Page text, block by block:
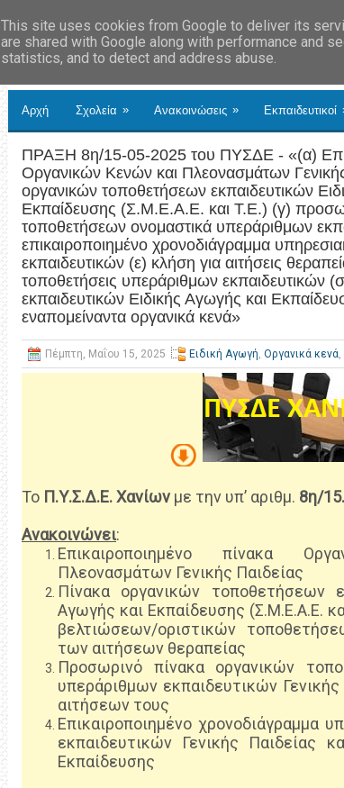
Αρχή Σχολεία » Ανακοινώσεις » Εκπαιδευτικοί
ΠΡΑΞΗ 8η/15-05-2025 του ΠΥΣΔΕ - «(α)
Οργανικών Κενών και Πλεονασμάτων
οργανικών τοποθετήσεων εκπαιδευτικών
Εκπαίδευσης (Σ.Μ.Ε.Α.Ε. και Τ.Ε.) (γ)
τοποθετήσεων ονομαστικά υπεράριθμων
επικαιροποιημένο χρονοδιάγραμμα
εκπαιδευτικών (ε) κλήση για αιτήσεις
τοποθετήσεις υπεράριθμων εκπαιδευτικών
εκπαιδευτικών Ειδικής Αγωγής και
εναπομείναντα οργανικά κενά»
Πέμπτη, Μαΐου 15, 2025 Ειδική Αγωγή, Οργανικά κενά,
Το Π.Υ.Σ.Δ.Ε. Χανίων με την υπ’ αριθμ. 8η/
Ανακοινώνει:
Επικαιροποιημένο πίνακα
Πλεονασμάτων Γενικής Παιδείας
Πίνακα οργανικών τοποθετήσεων
Αγωγής και Εκπαίδευσης (Σ.Μ.Ε.Α.Ε.
βελτιώσεων/οριστικών
των αιτήσεων θεραπείας
Προσωρινό πίνακα οργανικών
υπεράριθμων εκπαιδευτικών
αιτήσεων τους
Επικαιροποιημένο χρονοδιάγραμμα
εκπαιδευτικών Γενικής Παιδείας
Εκπαίδευσης
This site uses cookies from Google to deliver its
are shared with Google along with performance and
statistics, and to detect and address abuse.